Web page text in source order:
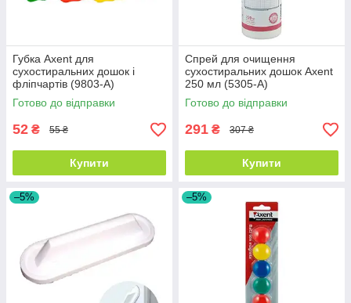
Губка Axent для
сухостиральних дошок і
фліпчартів (9803-A)
Готово до відправки
52 ₴ 55 ₴
Купити
Спрей для очищення
сухостиральних дошок Axent
250 мл (5305-A)
Готово до відправки
291 ₴ 307 ₴
Купити
–5% –5%